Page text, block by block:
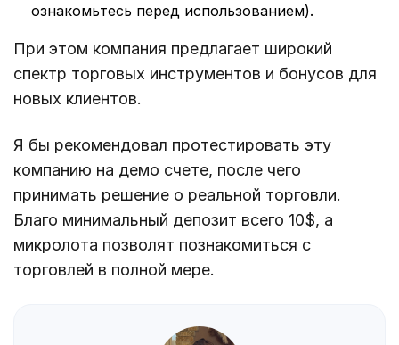
ознакомьтесь перед использованием).
При этом компания предлагает широкий
спектр торговых инструментов и бонусов для
новых клиентов.
Я бы рекомендовал протестировать эту
компанию на демо счете, после чего
принимать решение о реальной торговли.
Благо минимальный депозит всего 10$, а
микролота позволят познакомиться с
торговлей в полной мере.